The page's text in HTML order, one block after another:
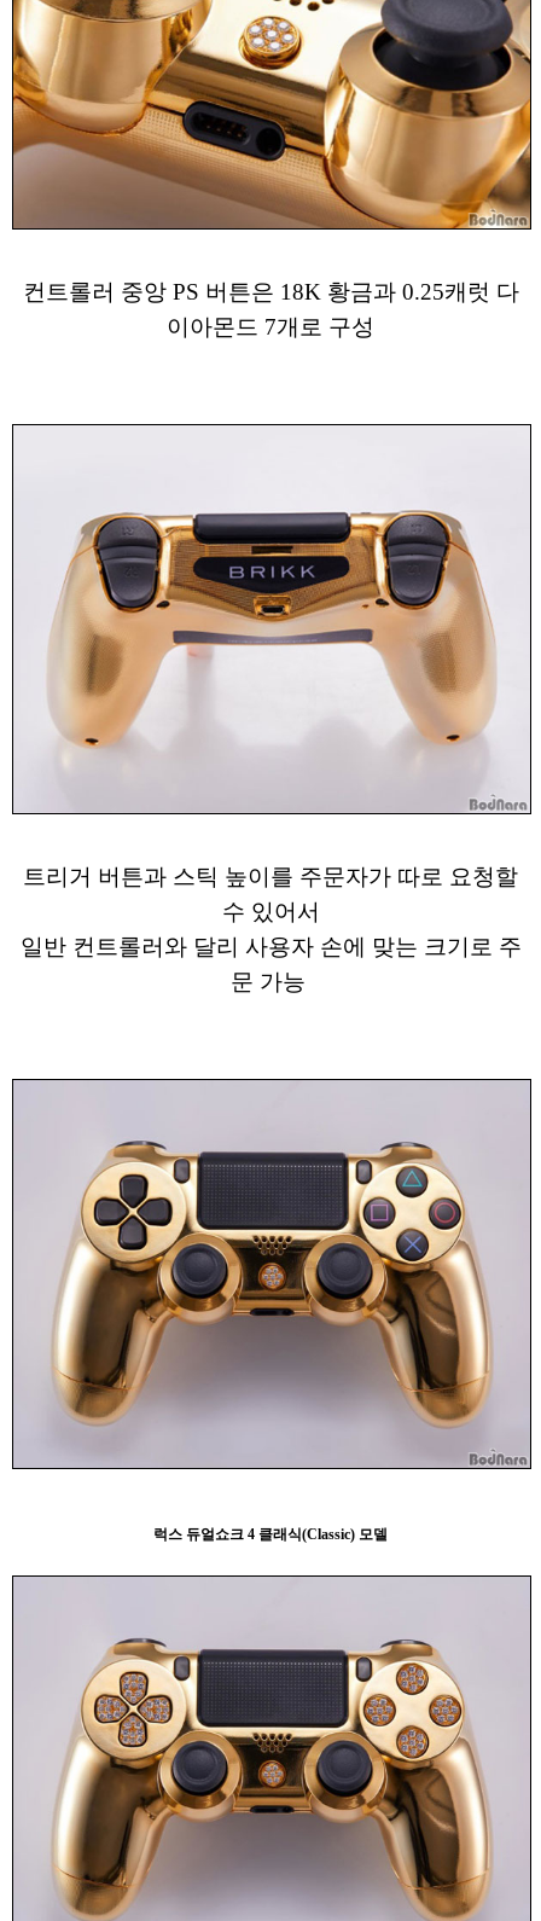
컨트롤러 중앙 PS 버튼은 18K 황금과 0.25캐럿 다
이아몬드 7개로 구성
트리거 버튼과 스틱 높이를 주문자가 따로 요청할
수 있어서
일반 컨트롤러와 달리 사용자 손에 맞는 크기로 주
문 가능
럭스 듀얼쇼크 4 클래식(Classic) 모델